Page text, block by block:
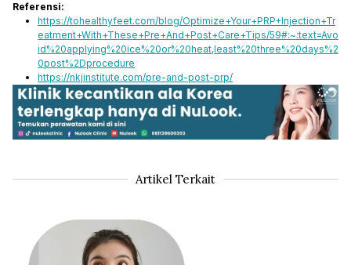
Referensi:
https://tohealthyfeet.com/blog/Optimize+Your+PRP+Injection+Tr
eatment+With+These+Pre+And+Post+Care+Tips/59#:~:text=Avo
id%20applying%20ice%20or%20heat,least%20three%20days%2
0post%2Dprocedure
https://nkjinstitute.com/pre-and-post-prp/
Artikel Terkait